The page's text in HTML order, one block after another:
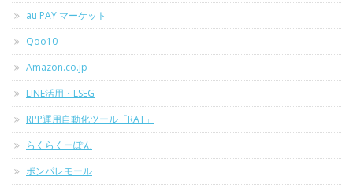
au PAY マーケット
Qoo10
Amazon.co.jp
LINE活用・LSEG
RPP運用自動化ツール「RAT」
らくらくーぽん
ポンパレモール